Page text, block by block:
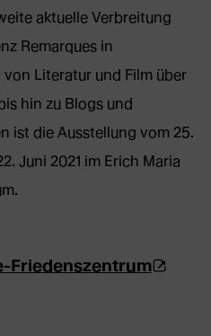
aktuelle Verbreitung
Remarques in
Literatur und Film über
hin zu Blogs und
ist die Ausstellung vom 25.
Juni 2021 im Erich Maria
Friedenszentrum(Öffnet